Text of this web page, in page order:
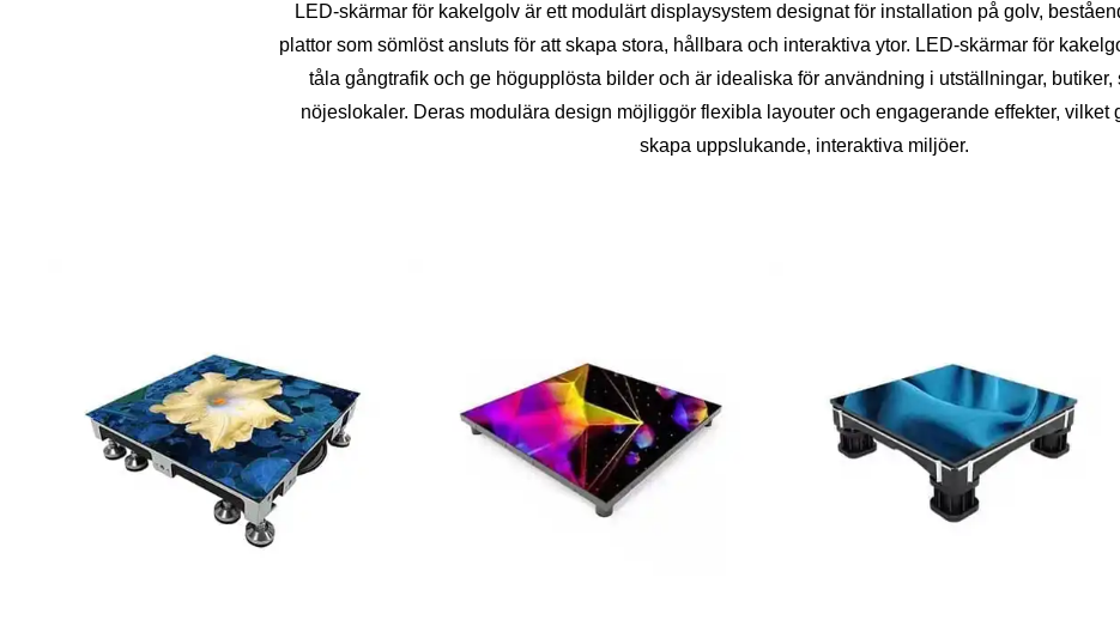
LED-skärmar för kakelgolv är ett modulärt displaysystem designat för installation på golv,
plattor som sömlöst ansluts för att skapa stora, hållbara och interaktiva ytor. LED-skärmar för
tåla gångtrafik och ge högupplösta bilder och är idealiska för användning i utställningar, butiker,
nöjeslokaler. Deras modulära design möjliggör flexibla layouter och engagerande effekter, vilket
skapa uppslukande, interaktiva miljöer.